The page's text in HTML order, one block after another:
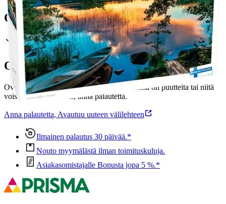
Ominaisuudet
Oletko tyytyväinen tuotetietoihin?
Ovatko tuotetiedot riittävät? Jos tuotetiedoissa on puutteita tai niitä
voisi muuten parantaa, anna palautetta.
Anna palautetta, Avautuu uuteen välilehteen
Ilmainen palautus 30 päivää.*
Nouto myymälästä ilman toimituskuluja.
Asiakasomistajalle Bonusta jopa 5 %.*